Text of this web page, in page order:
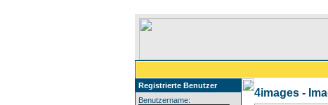
Registrierte Benutzer
Benutzername:
4images -